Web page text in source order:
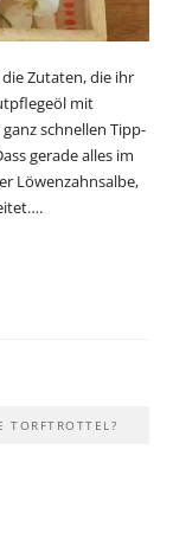
Zutaten, die ihr
mit
schnellen Tipp-
gerade alles im
Löwenzahnsalbe,
TORFTROTTEL?